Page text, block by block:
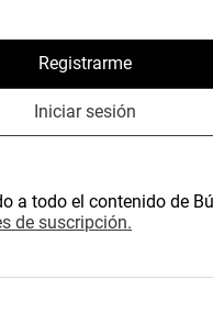
Registrarme
Iniciar sesión
a todo el contenido de
de suscripción.